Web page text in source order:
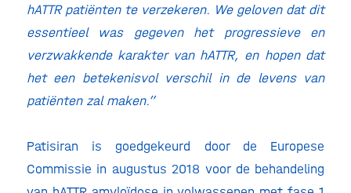
hATTR patiënten te verzekeren. We geloven dat dit
essentieel was gegeven het progressieve en
verzwakkende karakter van hATTR, en hopen dat
het een betekenisvol verschil in de levens van
patiënten zal maken.”
Patisiran is goedgekeurd door de Europese
Commissie in augustus 2018 voor de behandeling